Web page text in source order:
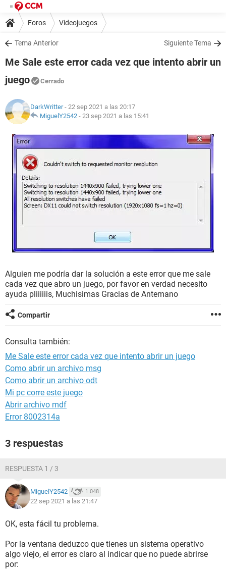
Foros Videojuegos
Tema Anterior Siguiente Tema
Me Sale este error cada vez que intento abrir un
juego
Cerrado
DarkWritter- 22 sep 2021 a las 20:17
MiguelY2542 - 23 sep 2021 a las 15:41
Alguien me podría dar la solución a este error que me sale
cada vez que abro un juego, por favor en verdad necesito
ayuda pliiiiiis, Muchisimas Gracias de Antemano
Compartir
Consulta también:
Me Sale este error cada vez que intento abrir un juego
Como abrir un archivo msg
Como abrir un archivo odt
Mi pc corre este juego
Abrir archivo mdf
Error 8002314a
3 respuestas
RESPUESTA 1 / 3
MiguelY2542 1.048
22 sep 2021 a las 21:47
OK, esta fácil tu problema.
Por la ventana deduzco que tienes un sistema operativo
algo viejo, el error es claro al indicar que no puede abrirse
por: